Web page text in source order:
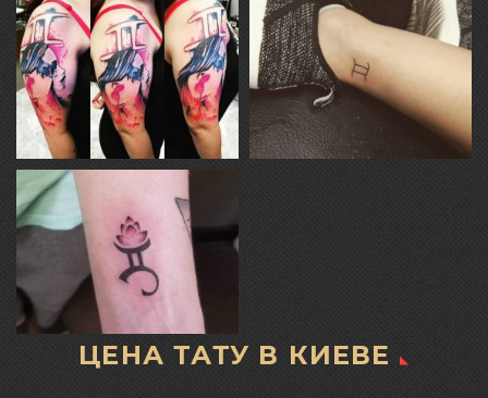
ЦЕНА ТАТУ В КИЕВЕ